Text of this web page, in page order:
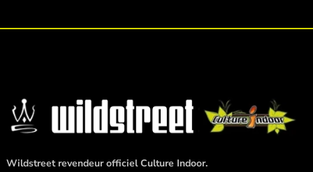
Wildstreet revendeur officiel Culture Indoor.